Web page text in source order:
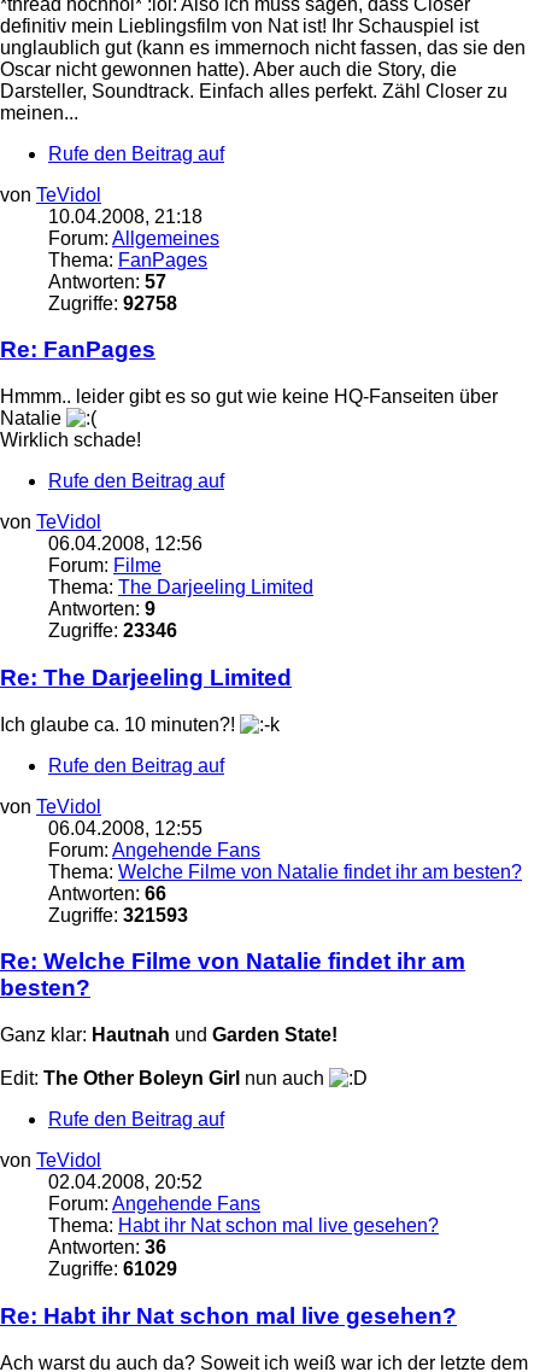
definitiv mein Lieblingsfilm von Nat ist! Ihr Schauspiel ist
unglaublich gut (kann es immernoch nicht fassen, das sie den
Oscar nicht gewonnen hatte). Aber auch die Story, die
Darsteller, Soundtrack. Einfach alles perfekt. Zähl Closer zu
meinen...
Rufe den Beitrag auf
von TeVidol
10.04.2008, 21:18
Forum: Allgemeines
Thema: FanPages
Antworten: 57
Zugriffe: 92758
Re: FanPages
Hmmm.. leider gibt es so gut wie keine HQ-Fanseiten über
Natalie
Wirklich schade!
Rufe den Beitrag auf
von TeVidol
06.04.2008, 12:56
Forum: Filme
Thema: The Darjeeling Limited
Antworten: 9
Zugriffe: 23346
Re: The Darjeeling Limited
Ich glaube ca. 10 minuten?!
Rufe den Beitrag auf
von TeVidol
06.04.2008, 12:55
Forum: Angehende Fans
Thema: Welche Filme von Natalie findet ihr am besten?
Antworten: 66
Zugriffe: 321593
Re: Welche Filme von Natalie findet ihr am
besten?
Ganz klar: Hautnah und Garden State!
Edit: The Other Boleyn Girl nun auch
Rufe den Beitrag auf
von TeVidol
02.04.2008, 20:52
Forum: Angehende Fans
Thema: Habt ihr Nat schon mal live gesehen?
Antworten: 36
Zugriffe: 61029
Re: Habt ihr Nat schon mal live gesehen?
Ach warst du auch da? Soweit ich weiß war ich der letzte dem